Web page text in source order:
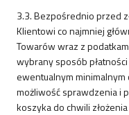
3.3. Bezpośrednio przed
Klientowi co najmniej
Towarów wraz z
wybrany sposób
ewentualnym
możliwość sprawdzenia i
koszyka do chwili